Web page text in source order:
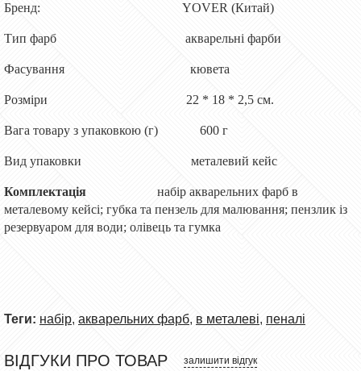
Бренд: YOVER (Китай)
Тип фарб акварельні фарби
Фасування кювета
Розміри 22 * 18 * 2,5 см.
Вага товару з упаковкою (г) 600 г
Вид упаковки металевий кейс
Комплектація набір акварельних фарб в
металевому кейсі; губка та пензель для малювання; пензлик із
резервуаром для води; олівець та гумка
Теги: набір, акварельних фарб, в металеві, пеналі
ВІДГУКИ ПРО ТОВАР залишити відгук